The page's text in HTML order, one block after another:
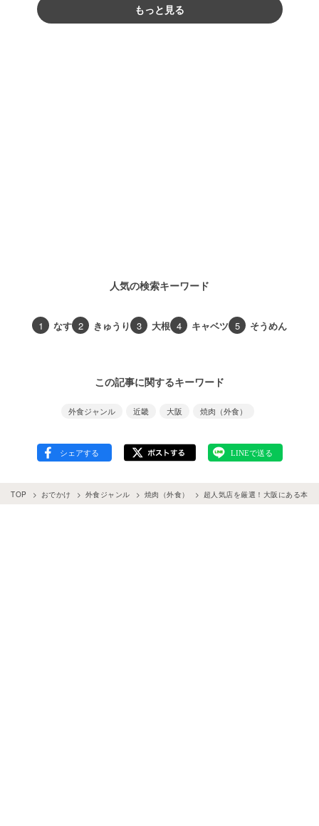
もっと見る
人気の検索キーワード
1 なす 2 きゅうり 3 大根 4 キャベツ 5 そうめん
この記事に関するキーワード
外食ジャンル 近畿 大阪 焼肉（外食）
TOP おでかけ 外食ジャンル 焼肉（外食） 超人気店を厳選！大阪にある本